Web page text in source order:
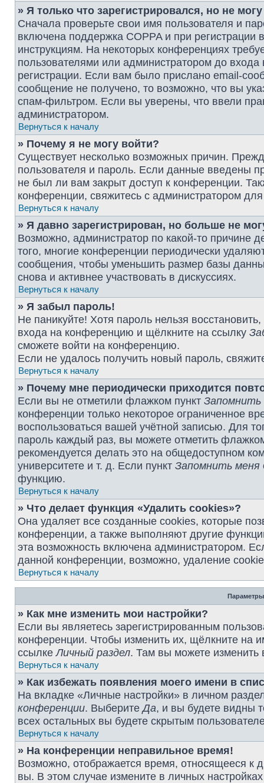
» Я только что зарегистрировался, но не
Сначала проверьте свои имя пользователя и
включена поддержка COPPA и при
инструкциям. На некоторых конференциях
пользователями или администратором до
регистрации. Если вам было прислано email-
сообщение не получено, то возможно, что вы
спам-фильтром. Если вы уверены, что ввели
администратором.
Вернуться к началу
» Почему я не могу войти?
Существует несколько возможных причин.
пользователя и пароль. Если данные введены
не был ли вам закрыт доступ к конференции.
конференции, свяжитесь с администратором
Вернуться к началу
» Я давно зарегистрирован, но больше не
Возможно, администратор по какой-то причине
того, многие конференции периодически
сообщения, чтобы уменьшить размер базы
снова и активнее участвовать в дискуссиях.
Вернуться к началу
» Я забыл пароль!
Не паникуйте! Хотя пароль нельзя
входа на конференцию и щёлкните на ссылку
сможете войти на конференцию.
Если не удалось получить новый пароль,
Вернуться к началу
» Почему мне периодически приходится
Если вы не отметили флажком пункт Запомнить
конференции только некоторое ограниченное
воспользоваться вашей учётной записью. Для
пароль каждый раз, вы можете отметить
рекомендуется делать это на общедоступном
университете и т. д. Если пункт Запомнить меня
функцию.
Вернуться к началу
» Что делает функция «Удалить cookies»?
Она удаляет все созданные cookies, которые
конференции, а также выполняют другие
эта возможность включена администратором.
данной конференции, возможно, удаление
Вернуться к началу
Параметры
» Как мне изменить мои настройки?
Если вы являетесь зарегистрированным
конференции. Чтобы изменить их, щёлкните на
ссылкеЛичный раздел. Там вы можете изменить
Вернуться к началу
» Как избежать появления моего имени в
На вкладке «Личные настройки» в личном
конференции. ВыберитеДа, и вы будете видны
всех остальных вы будете скрытым
Вернуться к началу
» На конференции неправильное время!
Возможно, отображается время, относящееся к
вы. В этом случае измените в личных